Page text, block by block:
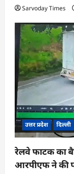
Sarvoday Times
उत्तर प्रदेश दिल्ली
रेलवे फाटक का
आरपीएफ ने की